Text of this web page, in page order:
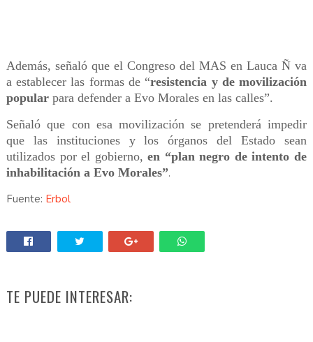
Además, señaló que el Congreso del MAS en Lauca Ñ va
a establecer las formas de “resistencia y de movilización
popularpara defender a Evo Morales en las calles”.
Señaló que con esa movilización se pretenderá impedir
que las instituciones y los órganos del Estado sean
utilizados por el gobierno,en “plan negro de intento de
inhabilitación a Evo Morales”.
Fuente: Erbol
TE PUEDE INTERESAR: